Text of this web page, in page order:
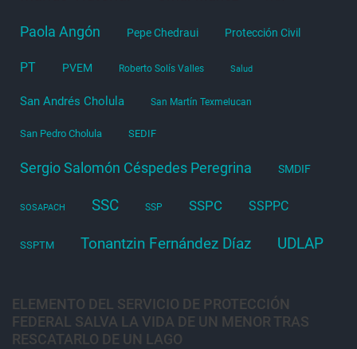
Paola Angón Pepe Chedraui Protección Civil
PT PVEM Roberto Solís Valles Salud
San Andrés Cholula San Martín Texmelucan
San Pedro Cholula SEDIF
Sergio Salomón Céspedes Peregrina SMDIF
SOSAPACH SSC SSP SSPC SSPPC
SSPTM Tonantzin Fernández Díaz UDLAP
ELEMENTO DEL SERVICIO DE PROTECCIÓN
FEDERAL SALVA LA VIDA DE UN MENOR TRAS
RESCATARLO DE UN LAGO